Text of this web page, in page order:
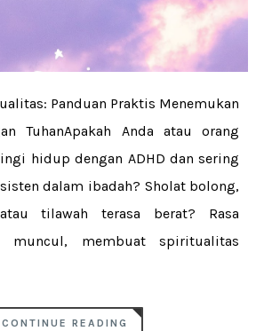
Panduan Praktis Menemukan
TuhanApakah Anda atau orang
hidup dengan ADHD dan sering
dalam ibadah? Sholat bolong,
tilawah terasa berat? Rasa
muncul, membuat spiritualitas
CONTINUE READING